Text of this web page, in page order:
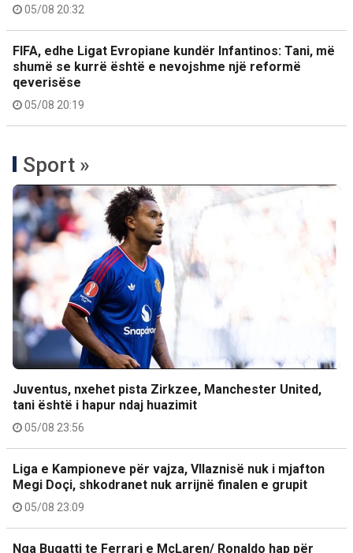
05/08 20:32
FIFA, edhe Ligat Evropiane kundër Infantinos: Tani, më
shumë se kurrë është e nevojshme një reformë
qeverisëse
05/08 20:19
Sport »
Juventus, nxehet pista Zirkzee, Manchester United,
tani është i hapur ndaj huazimit
05/08 23:56
Liga e Kampioneve për vajza, Vllaznisë nuk i mjafton
Megi Doçi, shkodranet nuk arrijnë finalen e grupit
05/08 23:09
Nga Bugatti te Ferrari e McLaren/ Ronaldo hap për